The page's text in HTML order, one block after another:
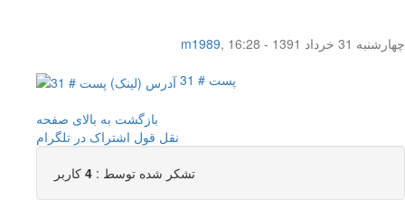
m1989,
چهار‌شنبه 31 خرداد 1391 - 16:28
پست # 31
بازگشت به بالای صفحه
نقل قول اشتراک در تلگرام
تشکر شده توسط : 4 کاربر